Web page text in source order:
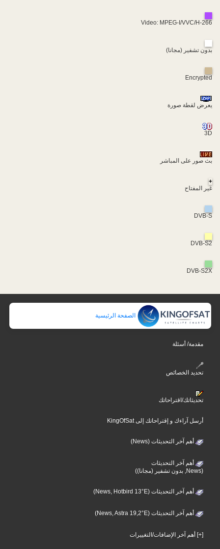
Video: MPEG-I/VVC/H-266
بدون تشفير (مجانا)
Encrypted
يعرض لقطة صورة
3D
بث صور على المباشر
+
غير المفتاح
DVB-S
DVB-S2
DVB-S2X
الصفحة الرئيسية
مقدمة/ أسئلة
تحديد الخصائص
تحديثاتك/اقتراحاتك
أرسل آراءك و إقتراحاتك إلى KingOfSat
أهم آخر التحديثات (News)
أهم آخر التحديثات
(News, بدون تشفير (مجانا))
أهم آخر التحديثات (News, Hotbird 13°E)
أهم آخر التحديثات (News, Astra 19,2°E)
[+] أهم آخر الإضافات/التغييرات